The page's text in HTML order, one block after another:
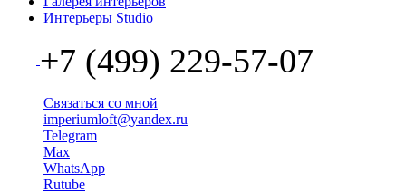
Интерьеры Studio
+7 (499) 229-57-07
Связаться со мной
imperiumloft@yandex.ru
Telegram
Max
WhatsApp
Rutube